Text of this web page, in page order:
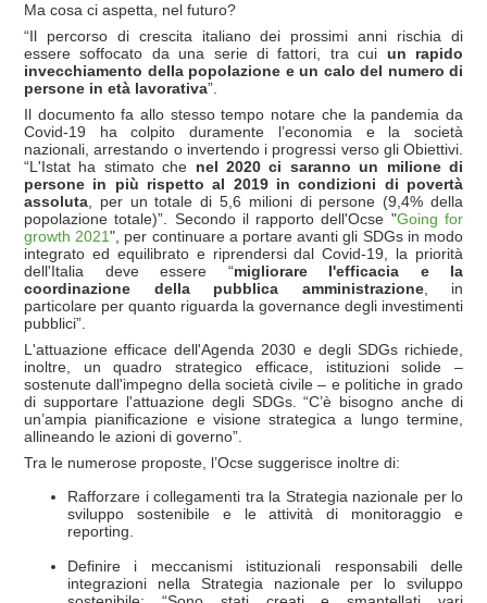
Ma cosa ci aspetta, nel futuro?
“Il percorso di crescita italiano dei prossimi anni rischia di
essere soffocato da una serie di fattori, tra cui un rapido
invecchiamento della popolazione e un calo del numero di
persone in età lavorativa”.
Il documento fa allo stesso tempo notare che la pandemia da
Covid-19 ha colpito duramente l’economia e la società
nazionali, arrestando o invertendo i progressi verso gli Obiettivi.
“L'Istat ha stimato che nel 2020 ci saranno un milione di
persone in più rispetto al 2019 in condizioni di povertà
assoluta , per un totale di 5,6 milioni di persone (9,4% della
popolazione totale)”. Secondo il rapporto dell'Ocse "Going for
growth 2021", per continuare a portare avanti gli SDGs in modo
integrato ed equilibrato e riprendersi dal Covid-19, la priorità
dell'Italia deve essere “migliorare l'efficacia e la
coordinazione della pubblica amministrazione, in
particolare per quanto riguarda la governance degli investimenti
pubblici”.
L'attuazione efficace dell'Agenda 2030 e degli SDGs richiede,
inoltre, un quadro strategico efficace, istituzioni solide –
sostenute dall'impegno della società civile – e politiche in grado
di supportare l'attuazione degli SDGs. “C’è bisogno anche di
un’ampia pianificazione e visione strategica a lungo termine,
allineando le azioni di governo”.
Tra le numerose proposte, l’Ocse suggerisce inoltre di:
Rafforzare i collegamenti tra la Strategia nazionale per lo
sviluppo sostenibile e le attività di monitoraggio e
reporting.
Definire i meccanismi istituzionali responsabili delle
integrazioni nella Strategia nazionale per lo sviluppo